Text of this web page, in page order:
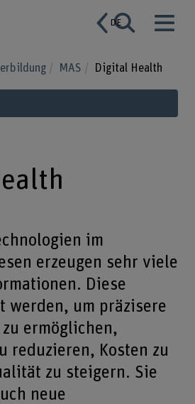
DE
MAS Digital Health
im
erzeugen sehr viele
Diese
werden, um präzisere
ermöglichen,
reduzieren, Kosten zu
zu steigern. Sie
neue